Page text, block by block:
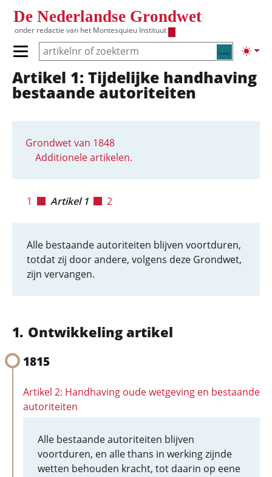
De Nederlandse Grondwet
onder redactie van het Montesquieu Instituut
Zoeken
Primair menu tonen/verbergen
Hoofdnavigatie
Artikel 1: Tijdelijke handhaving
bestaande autoriteiten
Grondwet van 1848
Additionele artikelen.
1 Artikel 1 2
Alle bestaande autoriteiten blijven voortduren,
totdat zij door andere, volgens deze Grondwet,
zijn vervangen.
Ontwikkeling artikel
1815
Artikel 2: Handhaving oude wetgeving en bestaande
autoriteiten
Alle bestaande autoriteiten blijven
voortduren, en alle thans in werking zijnde
wetten behouden kracht, tot daarin op eene